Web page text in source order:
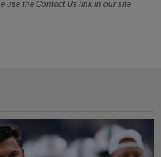
use the Contact Us link in our site